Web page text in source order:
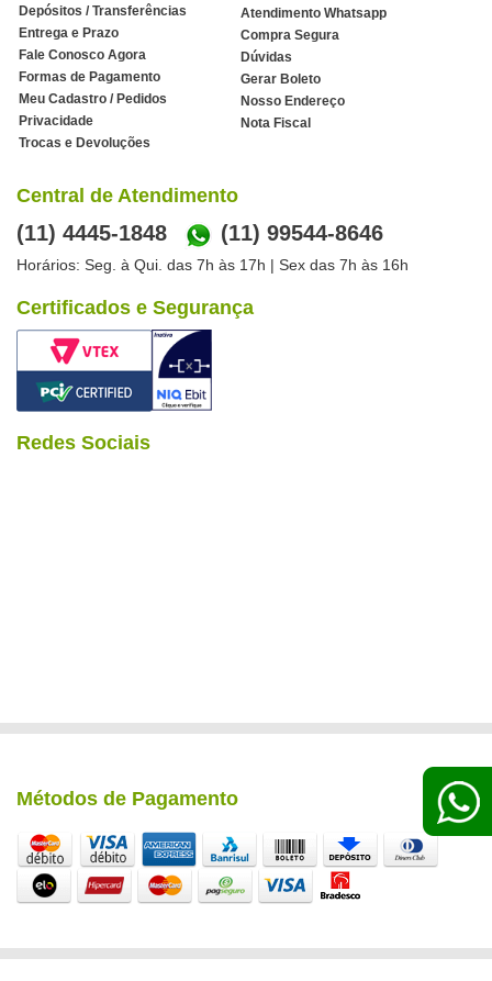
Depósitos / Transferências
Entrega e Prazo
Fale Conosco Agora
Formas de Pagamento
Meu Cadastro / Pedidos
Privacidade
Trocas e Devoluções
Atendimento Whatsapp
Compra Segura
Dúvidas
Gerar Boleto
Nosso Endereço
Nota Fiscal
Central de Atendimento
(11) 4445-1848 (11) 99544-8646
Horários: Seg. à Qui. das 7h às 17h | Sex das 7h às 16h
Certificados e Segurança
Redes Sociais
Métodos de Pagamento